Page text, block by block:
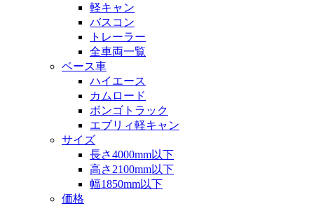
軽キャン
バスコン
トレーラー
全車両一覧
ベース車
ハイエース
カムロード
ボンゴトラック
エブリィ軽キャン
サイズ
長さ4000mm以下
高さ2100mm以下
幅1850mm以下
価格